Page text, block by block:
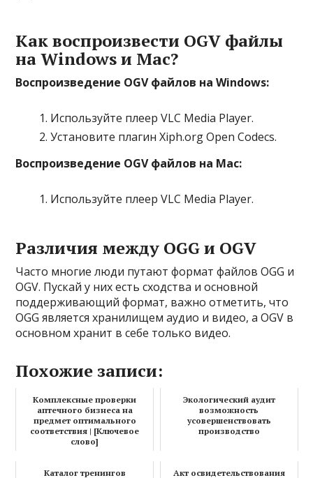
Как воспроизвести OGV файлы
на Windows и Mac?
Воспроизведение OGV файлов на Windows:
Используйте плеер VLC Media Player.
Установите плагин Xiph.org Open Codecs.
Воспроизведение OGV файлов на Mac:
Используйте плеер VLC Media Player.
Различия между OGG и OGV
Часто многие люди путают формат файлов OGG и
OGV. Пускай у них есть сходства и основной
поддерживающий формат, важно отметить, что
OGG является хранилищем аудио и видео, а OGV в
основном хранит в себе только видео.
Похожие записи:
Комплексные проверки
аптечного бизнеса на
предмет оптимального
соответствия | [Ключевое
слово]
Экологический аудит
возможность
усовершенствовать
производство
Каталог тренингов
Акт освидетельствования